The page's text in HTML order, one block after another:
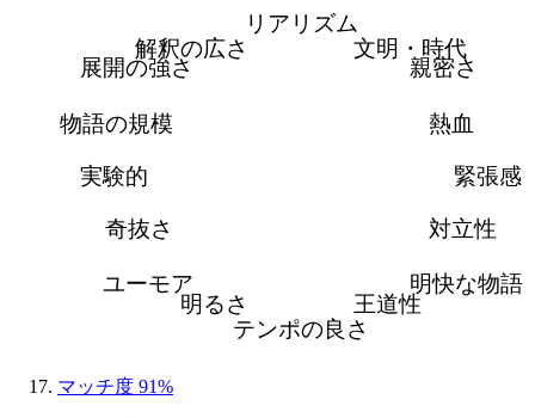
リアリズム
文明・時代
親密さ
熱血
緊張感
対立性
明快な物語
王道性
テンポの良さ
明るさ
ユーモア
奇抜さ
実験的
物語の規模
展開の強さ
解釈の広さ
マッチ度 91%